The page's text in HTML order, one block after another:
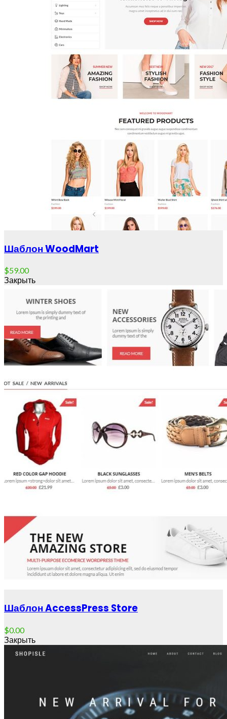
Шаблон WoodMart
$59.00
Закрыть
Шаблон AccessPress Store
$0.00
Закрыть